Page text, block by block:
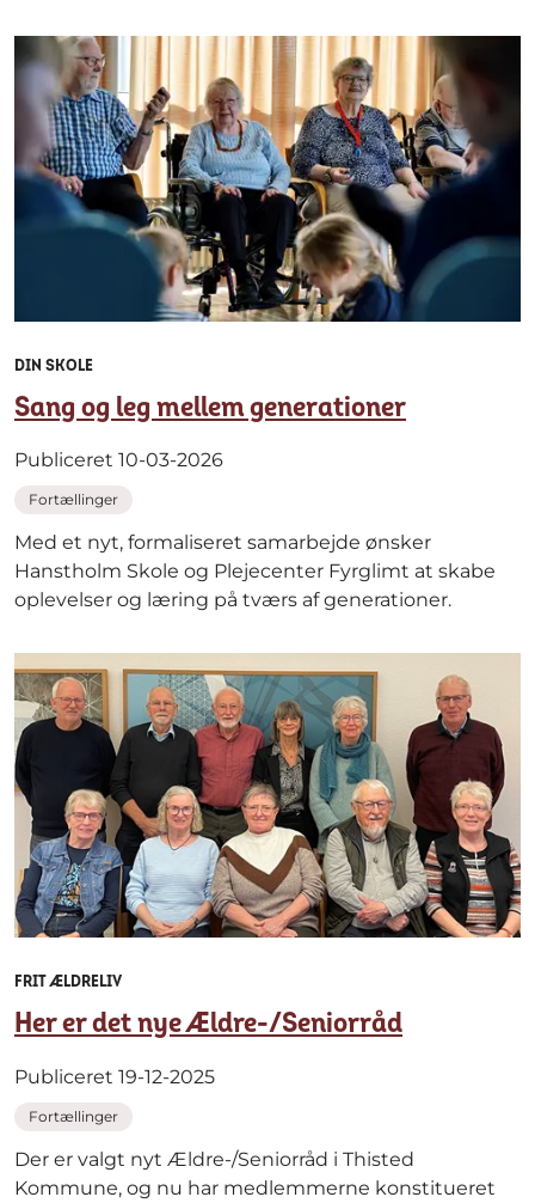
DIN SKOLE
Sang og leg mellem generationer
Publiceret 10-03-2026
Fortællinger
Med et nyt, formaliseret samarbejde ønsker
Hanstholm Skole og Plejecenter Fyrglimt at skabe
oplevelser og læring på tværs af generationer.
FRIT ÆLDRELIV
Her er det nye Ældre-/Seniorråd
Publiceret 19-12-2025
Fortællinger
Der er valgt nyt Ældre-/Seniorråd i Thisted
Kommune, og nu har medlemmerne konstitueret